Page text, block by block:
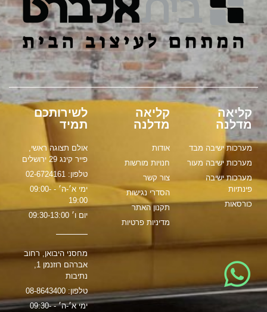
קליאה
מדלנה
מערכות ישיבה מבד
מערכות ישיבה מעור
מערכות ישיבה
פינתיות
כורסאות
קליאה
מדלנה
אודות
חנויות מורשות
צור קשר
הסדרי נגישות
תקנון האתר
מדיניות פרטיות
לשירותכם
תמיד
אולם תצוגה ראשי,
פייר קינג 29 ירושלים
טלפון: 02-6724161
ימי א׳-ה׳ - 09:00-
19:00
יום ו׳ 09:30-13:00
מחסני היבואן, רחוב
אברהם רוזנמן 1,
נתיבות
טלפון: 08-8643400
ימי א׳-ה׳ - 09:30-